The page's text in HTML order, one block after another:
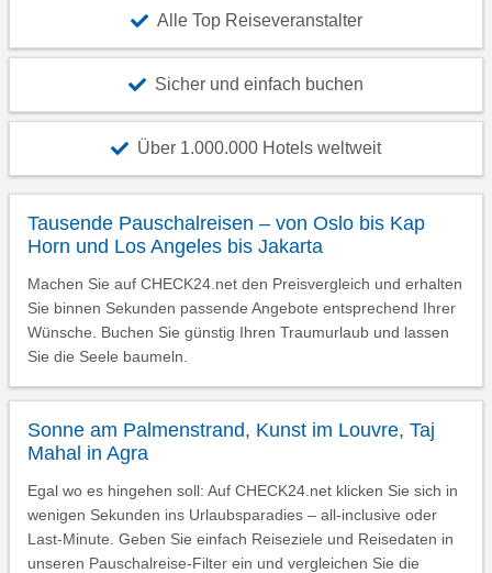
Alle Top Reiseveranstalter
Sicher und einfach buchen
Über 1.000.000 Hotels weltweit
Tausende Pauschalreisen – von Oslo bis Kap
Horn und Los Angeles bis Jakarta
Machen Sie auf CHECK24.net den Preisvergleich und erhalten
Sie binnen Sekunden passende Angebote entsprechend Ihrer
Wünsche. Buchen Sie günstig Ihren Traumurlaub und lassen
Sie die Seele baumeln.
Sonne am Palmenstrand, Kunst im Louvre, Taj
Mahal in Agra
Egal wo es hingehen soll: Auf CHECK24.net klicken Sie sich in
wenigen Sekunden ins Urlaubsparadies – all-inclusive oder
Last-Minute. Geben Sie einfach Reiseziele und Reisedaten in
unseren Pauschalreise-Filter ein und vergleichen Sie die